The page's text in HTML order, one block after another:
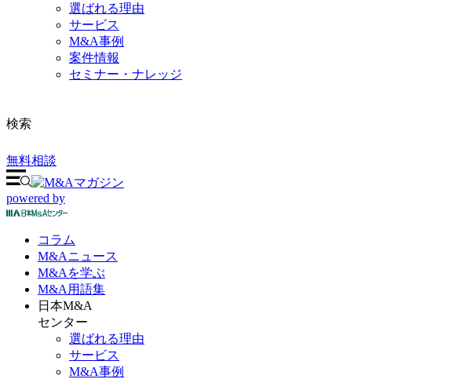
選ばれる理由
サービス
M&A事例
案件情報
セミナー・ナレッジ
検索
無料相談
powered by
コラム
M&Aニュース
M&Aを学ぶ
M&A 用語集
日本M&A
センター
選ばれる理由
サービス
M&A事例